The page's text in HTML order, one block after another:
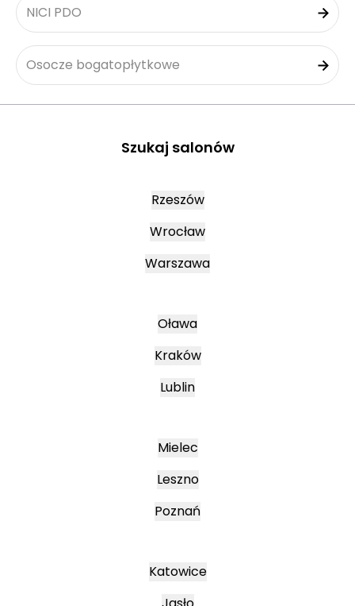
NICI PDO
Osocze bogatopłytkowe
Szukaj salonów
Rzeszów
Wrocław
Warszawa
Oława
Kraków
Lublin
Mielec
Leszno
Poznań
Katowice